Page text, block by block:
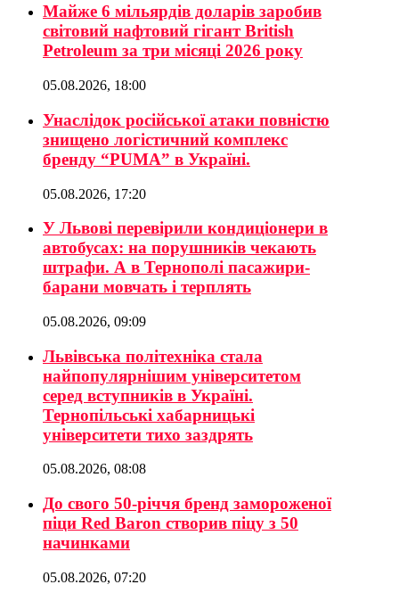
Майже 6 мільярдів доларів заробив
світовий нафтовий гігант British
Petroleum за три місяці 2026 року
05.08.2026, 18:00
Унаслідок російської атаки повністю
знищено логістичний комплекс
бренду “PUMA” в Україні.
05.08.2026, 17:20
У Львові перевірили кондиціонери в
автобусах: на порушників чекають
штрафи. А в Тернополі пасажири-
барани мовчать і терплять
05.08.2026, 09:09
Львівська політехніка стала
найпопулярнішим університетом
серед вступників в Україні.
Тернопільські хабарницькі
університети тихо заздрять
05.08.2026, 08:08
До свого 50-річчя бренд замороженої
піци Red Baron створив піцу з 50
начинками
05.08.2026, 07:20